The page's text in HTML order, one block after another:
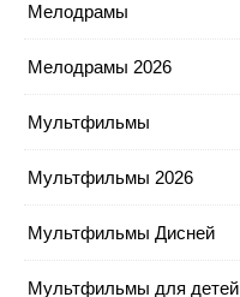
Мелодрамы
Мелодрамы 2026
Мультфильмы
Мультфильмы 2026
Мультфильмы Дисней
Мультфильмы для детей